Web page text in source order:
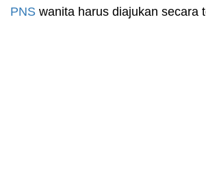
PNS wanita harus diajukan secara